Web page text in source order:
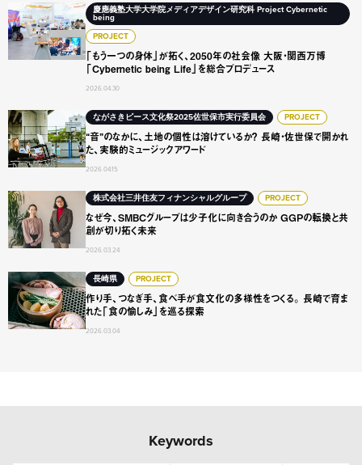
慶應義塾大学大学院メディアデザイン研究科 Project Cybernetic
being
PROJECT
「もう一つの身体」が拓く、2050年の社会像 大阪・関西万博
「Cybernetic being Life」を総合プロデュース
2026.04.30
「もう一つの身体」が拓く、2050年の社会像 大阪・関西
ながさきピース文化祭2025佐世保市実行委員会 PROJECT
“音”のなかに、土地の個性は溶けているか？ 長崎・佐世保で開かれ
た、実験的ミュージックアワード
2026.04.15
“音”のなかに、土地の個性は溶けているか？ 長崎・佐世保
株式会社三井住友フィナンシャルグループ PROJECT
なぜ今、SMBCグループは少子化に向き合うのか GGPの転換と共
創が切り拓く未来
2026.03.24
なぜ今、SMBCグループは少子化に向き合うのか GGPの転
長崎県 PROJECT
作り手、つなぎ手、食べ手が食文化の多様性をつくる。 長崎で育ま
れた「食の愉しみ」を巡る探索
2026.03.04
作り手、つなぎ手、食べ手が食文化の多様性をつくる。 長
Keywords